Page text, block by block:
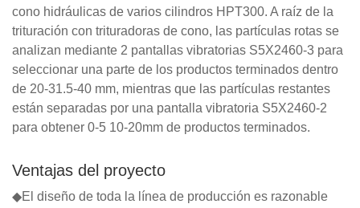
cono hidráulicas de varios cilindros HPT300. A raíz de la
trituración con trituradoras de cono, las partículas rotas se
analizan mediante 2 pantallas vibratorias S5X2460-3 para
seleccionar una parte de los productos terminados dentro
de 20-31.5-40 mm, mientras que las partículas restantes
están separadas por una pantalla vibratoria S5X2460-2
para obtener 0-5 10-20mm de productos terminados.
Ventajas del proyecto
◆El diseño de toda la línea de producción es razonable